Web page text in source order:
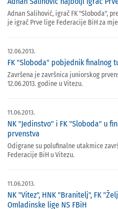
Adnan Salihović, igrač FK "Sloboda",
je igrač Prve lige Federacije BiH za
12.06.2013.
FK "Sloboda" pobjednik finalnog
Završena je završnica juniorskog
12.06.2013. godine u Vitezu.
11.06.2013.
NK "Jedinstvo" i FK "Sloboda" u
prvenstva
Odigrane su polufinalne utakmice
Federacije BiH u Vitezu.
11.06.2013.
NK "Vitez", HNK "Branitelj", FK
Omladinske lige NS FBiH